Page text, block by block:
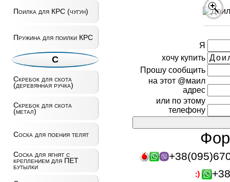
Поилка для КРС (чугун)
Пружина для поилки КРС
С
Скребок для скота
(деревянная ручка)
Скребок для скота
(метал)
Соска для поения телят
Соска для ягнят с
креплением для ПЕТ
бутылки
Я
хочу купить
Прошу сообщить
на этот @маил
адрес
или по этому
телефону